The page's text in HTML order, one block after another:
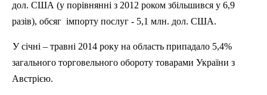
дол. США (у порівнянні з 2012 роком збільшився у 6,9
разів), обсяг імпорту послуг - 5,1 млн. дол. США.
Усічні – травні 2014 року на область припадало 5,4%
загального торговельного обороту товарами України з
Австрією.